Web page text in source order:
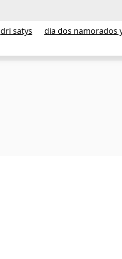
dri satys dia dos namorados